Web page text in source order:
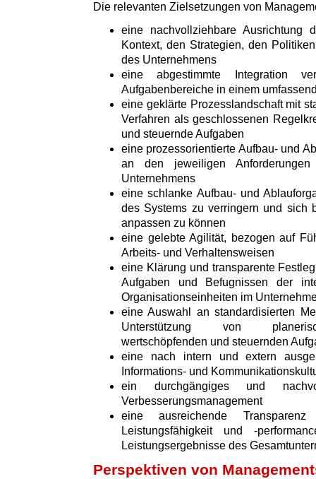
Die relevanten Zielsetzungen von
eine nachvollziehbare Ausrichtung
Kontext, den Strategien, den
des Unternehmens
eine abgestimmte Integration
Aufgabenbereiche in einem
eine geklärte Prozesslandschaft mit
Verfahren als geschlossenen
und steuernde Aufgaben
eine prozessorientierte Aufbau- und
an den jeweiligen
Unternehmens
eine schlanke Aufbau- und
des Systems zu verringern und sich
anpassen zu können
eine gelebte Agilität, bezogen auf
Arbeits- und Verhaltensweisen
eine Klärung und transparente
Aufgaben und Befugnissen der
Organisationseinheiten im
eine Auswahl an standardisierten
Unterstützung von
wertschöpfenden und steuernden
eine nach intern und extern
Informations- und
ein durchgängiges und
Verbesserungsmanagement
eine ausreichende
Leistungsfähigkeit und -
Leistungsergebnisse des
Perspektiven von